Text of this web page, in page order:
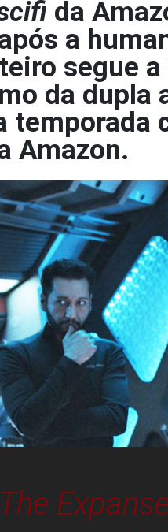
da
a
segue
da dupla
temporada
Amazon.
The